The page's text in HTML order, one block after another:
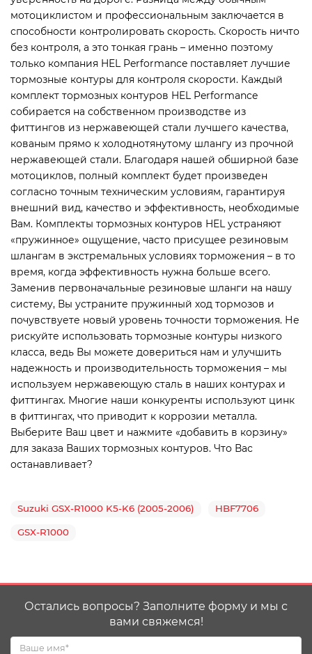
мотоциклистом и профессиональным заключается в
способности контролировать скорость. Скорость ничто
без контроля, а это тонкая грань – именно поэтому
только компания HEL Performance поставляет лучшие
тормозные контуры для контроля скорости. Каждый
комплект тормозных контуров HEL Performance
собирается на собственном производстве из
фиттингов из нержавеющей стали лучшего качества,
кованым прямо к холоднотянутому шлангу из прочной
нержавеющей стали. Благодаря нашей обширной базе
мотоциклов, полный комплект будет произведен
согласно точным техническим условиям, гарантируя
внешний вид, качество и эффективность, необходимые
Вам. Комплекты тормозных контуров HEL устраняют
«пружинное» ощущение, часто присущее резиновым
шлангам в экстремальных условиях торможения – в то
время, когда эффективность нужна больше всего.
Заменив первоначальные резиновые шланги на нашу
систему, Вы устраните пружинный ход тормозов и
почувствуете новый уровень точности торможения. Не
рискуйте использовать тормозные контуры низкого
класса, ведь Вы можете довериться нам и улучшить
надежность и производительность торможения – мы
используем нержавеющую сталь в наших контурах и
фиттингах. Многие наши конкуренты используют цинк
в фиттингах, что приводит к коррозии металла.
Выберите Ваш цвет и нажмите «добавить в корзину»
для заказа Ваших тормозных контуров. Что Вас
останавливает?
Suzuki GSX-R1000 K5-K6 (2005-2006) HBF7706
GSX-R1000
Остались вопросы? Заполните форму и мы с
вами свяжемся!